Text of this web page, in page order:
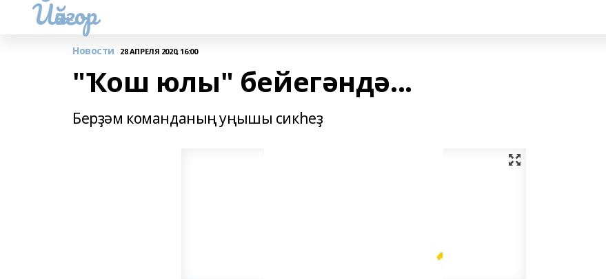
Йәйғор
Новости 28 АПРЕЛЯ 2020, 16:00
"Ҡош юлы" бейегәндә...
Берҙәм команданың уңышы сикһеҙ